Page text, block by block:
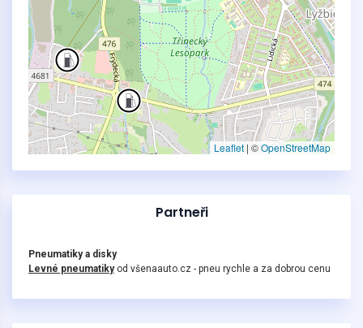
Leaflet | ©OpenStreetMap
Partneři
Pneumatiky a disky
Levné pneumatikyod všenaauto.cz - pneu rychle a za dobrou cenu